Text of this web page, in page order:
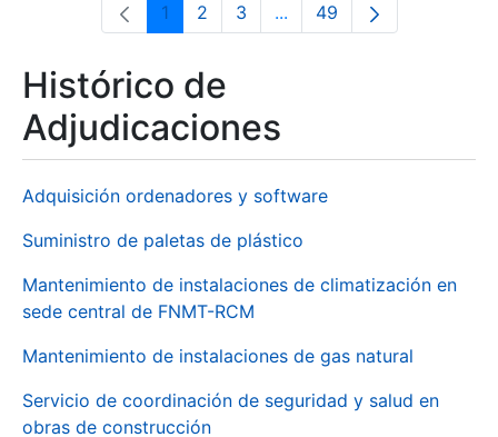
Página
1 Página
2 Página
3 ...Páginas intermedias Use
Página
49
Histórico de
Adjudicaciones
Adquisición ordenadores y software
Suministro de paletas de plástico
Mantenimiento de instalaciones de climatización en
sede central de FNMT-RCM
Mantenimiento de instalaciones de gas natural
Servicio de coordinación de seguridad y salud en
obras de construcción